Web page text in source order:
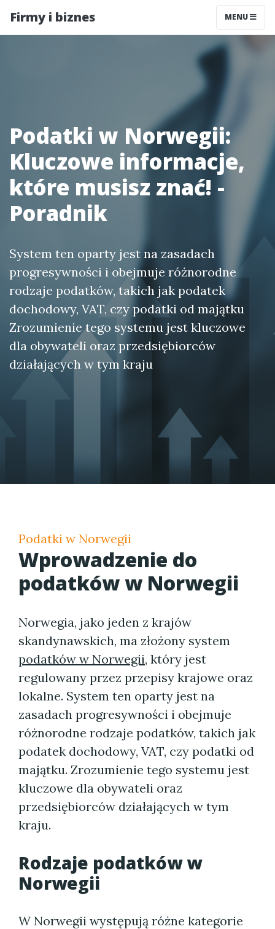
Firmy i biznes MENU
Podatki w Norwegii:
Kluczowe informacje,
które musisz znać! -
Poradnik
System ten oparty jest na zasadach
progresywności i obejmuje różnorodne
rodzaje podatków, takich jak podatek
dochodowy, VAT, czy podatki od majątku
Zrozumienie tego systemu jest kluczowe
dla obywateli oraz przedsiębiorców
działających w tym kraju
Podatki w Norwegii
Wprowadzenie do
podatków w Norwegii
Norwegia, jako jeden z krajów
skandynawskich, ma złożony system
podatków w Norwegii, który jest
regulowany przez przepisy krajowe oraz
lokalne. System ten oparty jest na
zasadach progresywności i obejmuje
różnorodne rodzaje podatków, takich jak
podatek dochodowy, VAT, czy podatki od
majątku. Zrozumienie tego systemu jest
kluczowe dla obywateli oraz
przedsiębiorców działających w tym
kraju.
Rodzaje podatków w
Norwegii
W Norwegii występują różne kategorie